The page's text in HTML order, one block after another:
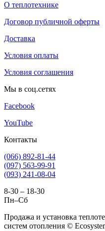
О теплотехнике
Договор публичной оферты
Доставка
Условия оплаты
Условия соглашения
Мы в соц.сетях
Facebook
YouTube
Контакты
(066) 892-81-44
(097) 563-99-91
(093) 241-08-04
8-30 – 18-30
Пн–Сб
Продажа и установка
систем отопления ©